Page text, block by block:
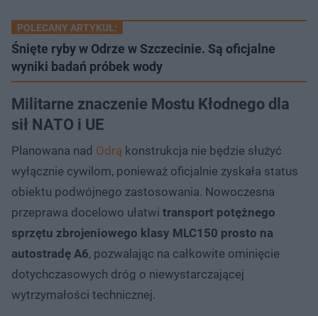
POLECANY ARTYKUŁ:
Śnięte ryby w Odrze w Szczecinie. Są oficjalne
wyniki badań próbek wody
Militarne znaczenie Mostu Kłodnego dla
sił NATO i UE
Planowana nad Odrą konstrukcja nie będzie służyć
wyłącznie cywilom, ponieważ oficjalnie zyskała status
obiektu podwójnego zastosowania. Nowoczesna
przeprawa docelowo ułatwi transport potężnego
sprzętu zbrojeniowego klasy MLC150 prosto na
autostradę A6, pozwalając na całkowite ominięcie
dotychczasowych dróg o niewystarczającej
wytrzymałości technicznej.